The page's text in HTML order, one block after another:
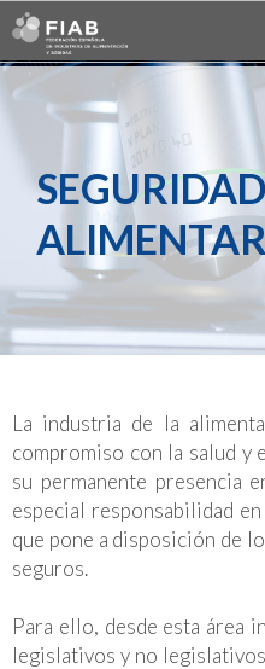
SEGURIDAD
La industria de la
compromiso con la salud y
su permanente presencia
especial responsabilidad
que pone a disposición de
seguros.
Para ello, desde esta área
legislativos y no